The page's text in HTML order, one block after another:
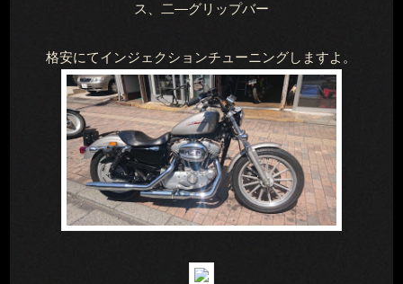
ス、二―グリップバー
格安にてインジェクションチューニングしますよ。